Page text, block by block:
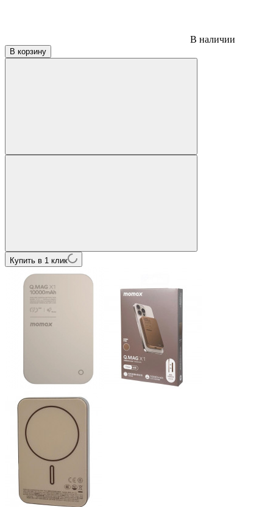
В наличии
В корзину
Купить в 1 клик